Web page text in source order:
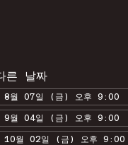
른 날짜
8월 07일 (금) 오후 9:00
9월 04일 (금) 오후 9:00
10월 02일 (금) 오후 9:00